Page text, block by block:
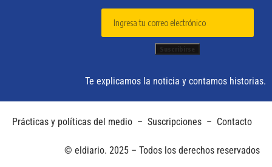
Te explicamos la noticia y contamos historias.
Prácticas y políticas del medio – Suscripciones – Contacto
© eldiario. 2025 – Todos los derechos reservados